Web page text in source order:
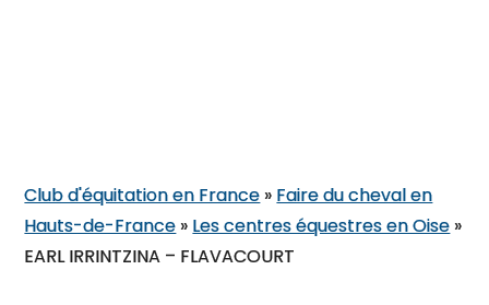
Club d'équitation en France » Faire du cheval en
Hauts-de-France » Les centres équestres en Oise »
EARL IRRINTZINA – FLAVACOURT